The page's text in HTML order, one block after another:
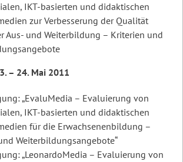
IKT-basierten und didaktischen
zur Verbesserung der Qualität
Aus- und Weiterbildung – Kriterien und
– 24. Mai 2011
„EvaluMedia – Evaluierung von
IKT-basierten und didaktischen
für die Erwachsenenbildung –
Weiterbildungsangebote“
„LeonardoMedia – Evaluierung von